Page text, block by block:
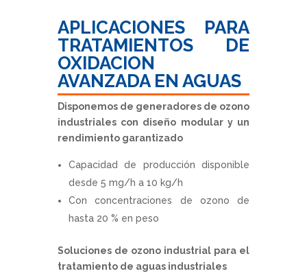
APLICACIONES PARA
TRATAMIENTOS DE
OXIDACION
AVANZADA EN AGUAS
Disponemos de generadores de ozono
industriales con diseño modular y un
rendimiento garantizado
Capacidad de producción disponible
desde 5 mg/h a 10 kg/h
Con concentraciones de ozono de
hasta 20 % en peso
Soluciones de ozono industrial para el
tratamiento de aguas industriales